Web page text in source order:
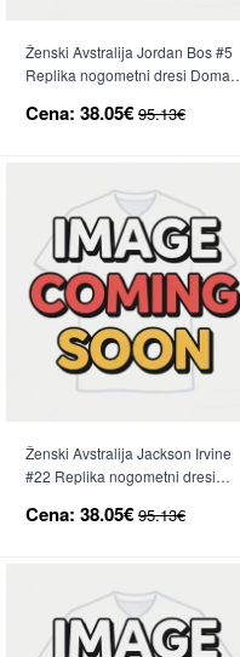
Ženski Avstralija Jordan Bos #5
Replika nogometni dresi Domači
Cena: 38.05€ 95.13€
Ženski Avstralija Jackson Irvine
#22 Replika nogometni dresi
Cena: 38.05€ 95.13€